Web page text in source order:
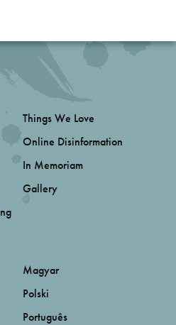
Things We Love
Online Disinformation
In Memoriam
Gallery
Magyar
Polski
Português